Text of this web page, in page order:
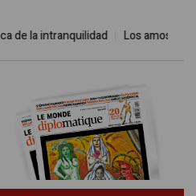
de la intranquilidad Los amos del